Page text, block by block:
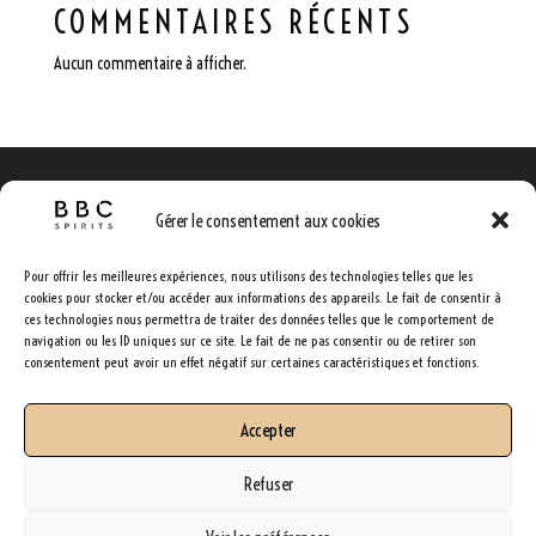
Gérer le consentement aux cookies
Pour offrir les meilleures expériences, nous utilisons des technologies telles que les
cookies pour stocker et/ou accéder aux informations des appareils. Le fait de consentir à
ces technologies nous permettra de traiter des données telles que le comportement de
navigation ou les ID uniques sur ce site. Le fait de ne pas consentir ou de retirer son
consentement peut avoir un effet négatif sur certaines caractéristiques et fonctions.
Accepter
Refuser
COMMENTAIRES RÉCENTS
Aucun commentaire à afficher.
ARCHIVES CATÉGORIES